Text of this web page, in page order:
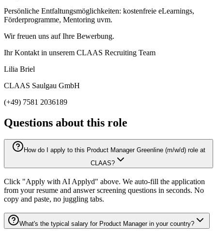
Persönliche Entfaltungsmöglichkeiten: kostenfreie eLearnings,
Förderprogramme, Mentoring uvm.
Wir freuen uns auf Ihre Bewerbung.
Ihr Kontakt in unserem CLAAS Recruiting Team
Lilia Briel
CLAAS Saulgau GmbH
(+49) 7581 2036189
Questions about this role
How do I apply to this Product Manager Greenline (m/w/d) role at
CLAAS?
Click "Apply with AI Applyd" above. We auto-fill the application
from your resume and answer screening questions in seconds. No
copy and paste, no juggling tabs.
What's the typical salary for Product Manager in your country?